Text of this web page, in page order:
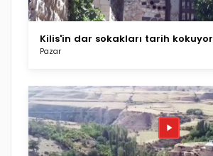
Kilis'in dar sokakları tarih kokuyor
Pazar